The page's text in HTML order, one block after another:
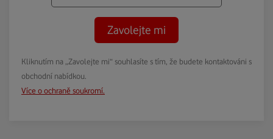
Zavolejte mi
Kliknutím na „Zavolejte mi“ souhlasíte s tím, že budete kontaktováni s
obchodní nabídkou.
Více o ochraně soukromí.